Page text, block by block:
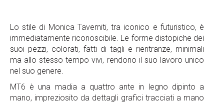
Lo stile di Monica Taverniti, tra iconico e futuristico, è
immediatamente riconoscibile. Le forme distopiche dei
suoi pezzi, colorati, fatti di tagli e rientranze, minimali
ma allo stesso tempo vivi, rendono il suo lavoro unico
nel suo genere.
MT6 è una madia a quattro ante in legno dipinto a
mano, impreziosito da dettagli grafici tracciati a mano